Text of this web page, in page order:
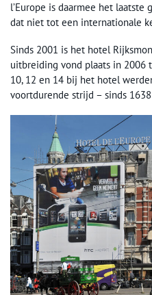
l’Europe is daarmee het
dat niet tot een internationale
Sinds 2001 is het hotel
uitbreiding vond plaats in 2006
10, 12 en 14 bij het hotel
voortdurende strijd – sinds